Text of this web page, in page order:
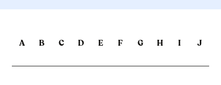
A B C D E F G H I J